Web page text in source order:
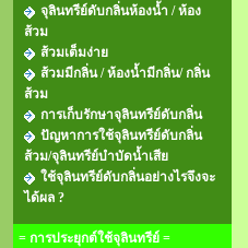
จุลินทรีย์ดับกลิ่นห้องน้ำ / ห้อง
ส้วม
ส้วมเต็มง่าย
ส้วมมีกลิ่น / ห้องน้ำมีกลิ่น/ กลิ่น
ส้วม
การเก็บรักษาจุลินทรีย์ดับกลิ่น
ปัญหาการใช้จุลินทรีย์ดับกลิ่น
ส้วม/จุลินทรีย์บำบัดน้ำเสีย
ใช้จุลินทรีย์ดับกลิ่นอย่างไรจึงจะ
ได้ผล ?
= การประยุกต์ใช้จุลินทรีย์ =